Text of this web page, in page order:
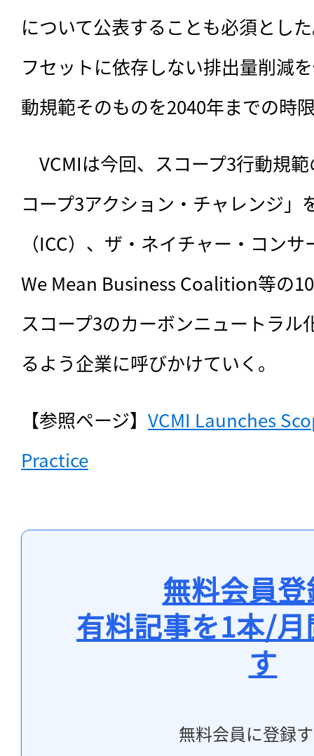
について公表することも必須とし
フセットに依存しない排出量削減
動規範そのものを2040年までの時
VCMIは今回、スコープ3行動規
コープ3アクション・チャレンジ」
（ICC）、ザ・ネイチャー・コン
We Mean Business Coalition等の
スコープ3のカーボンニュートラル
るよう企業に呼びかけていく。
【参照ページ】 VCMI Launches
Practice
無料会員
有料記事を1本/
す
無料会員に登録